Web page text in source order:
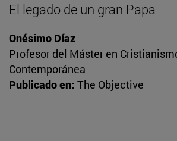
El legado de un gran Papa
Onésimo Díaz
Profesor del Máster en
Contemporánea
Publicado en: The Objective